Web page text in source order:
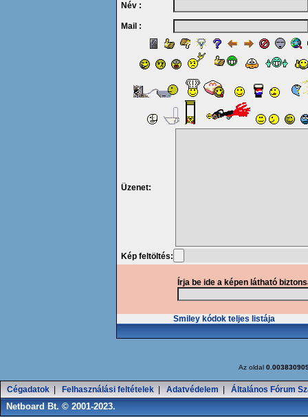
Név :
Mail :
Üzenet:
Kép feltöltés:
Írja be ide a képen látható
Smiley kódok teljes listája
Az oldal
Cégadatok Felhasználási feltételek Adatvédelem Általános Fórum
Netboard Bt. © 2001-2023.